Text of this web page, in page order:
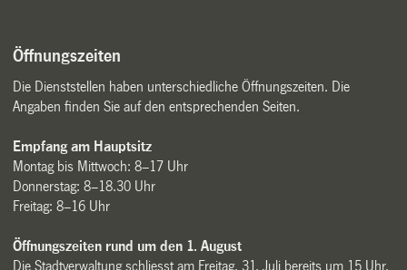
Öffnungszeiten
Die Dienststellen haben unterschiedliche Öffnungszeiten. Die
Angaben finden Sie auf den entsprechenden Seiten.
Empfang am Hauptsitz
Montag bis Mittwoch: 8–17 Uhr
Donnerstag: 8–18.30 Uhr
Freitag: 8–16 Uhr
Öffnungszeiten rund um den 1. August
Die Stadtverwaltung schliesst am Freitag, 31. Juli bereits um 15 Uhr.